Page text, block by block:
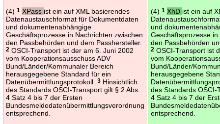
(4)1 XPass ist ein auf XML basierendes
Datenaustauschformat für Dokumentdaten
und dokumentenabhängige
Geschäftsprozesse in Nachrichten zwischen
den Passbehörden und dem Passhersteller.
2 OSCI-Transport ist der am 6. Juni 2002
vom Kooperationsausschuss ADV
Bund/Länder/Kommunaler Bereich
herausgegebene Standard für ein
Datenübermittlungsprotokoll.3 Hinsichtlich
des Standards OSCI-Transport gilt § 2 Abs.
4 Satz 4 bis 7 der Ersten
Bundesmeldedatenübermittlungsverordnung
entsprechend.
(4)1 XhD ist ein auf
und
Geschäftsprozesse
den Passbehörden
2 OSCI-Transport ist
vom
Bund/Länder/
herausgegebene
des Standards OSCI-
4 Satz 4 bis 7 der
entsprechend.